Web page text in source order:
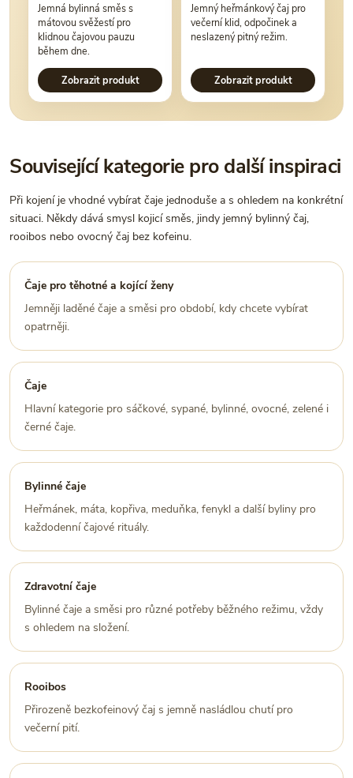
Jemná bylinná směs s
mátovou svěžestí pro
klidnou čajovou pauzu
během dne.
Zobrazit produkt
Jemný heřmánkový čaj pro
večerní klid, odpočinek a
neslazený pitný režim.
Zobrazit produkt
Související kategorie pro další inspiraci
Při kojení je vhodné vybírat čaje jednoduše a s ohledem na konkrétní
situaci. Někdy dává smysl kojicí směs, jindy jemný bylinný čaj,
rooibos nebo ovocný čaj bez kofeinu.
Čaje pro těhotné a kojící ženy
Jemněji laděné čaje a směsi pro období, kdy chcete vybírat
opatrněji.
Čaje
Hlavní kategorie pro sáčkové, sypané, bylinné, ovocné, zelené i
černé čaje.
Bylinné čaje
Heřmánek, máta, kopřiva, meduňka, fenykl a další byliny pro
každodenní čajové rituály.
Zdravotní čaje
Bylinné čaje a směsi pro různé potřeby běžného režimu, vždy
s ohledem na složení.
Rooibos
Přirozeně bezkofeinový čaj s jemně nasládlou chutí pro
večerní pití.